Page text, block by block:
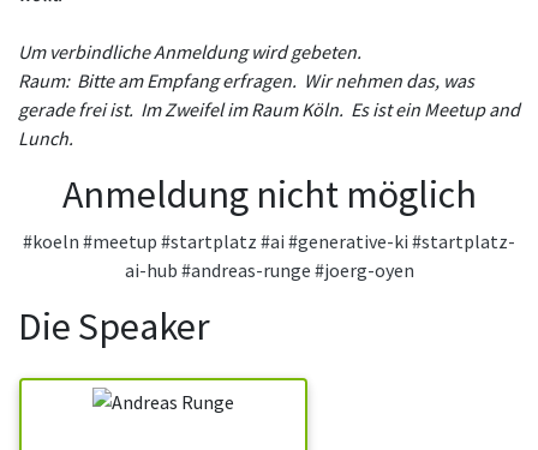
Um verbindliche Anmeldung wird gebeten.
Raum: Bitte am Empfang erfragen. Wir nehmen das, was
gerade frei ist. Im Zweifel im Raum Köln. Es ist ein Meetup and
Lunch.
Anmeldung nicht möglich
#koeln #meetup #startplatz #ai #generative-ki #startplatz-
ai-hub #andreas-runge #joerg-oyen
Die Speaker